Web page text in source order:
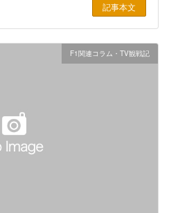
記事本文
F1関連コラム・TV観戦記